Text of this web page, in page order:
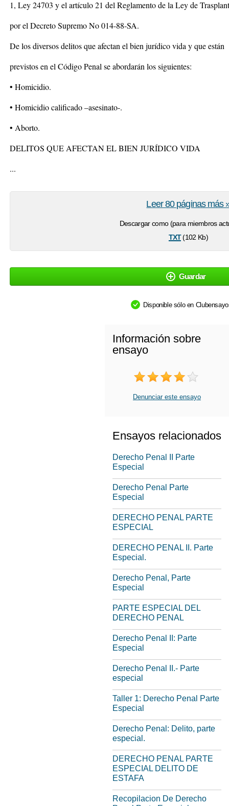
1, Ley 24703 y el artículo 21 del Reglamento de la Ley de
por el Decreto Supremo No 014-88-SA.
De los diversos delitos que afectan el bien jurídico vida y que están
previstos en el Código Penal se abordarán los siguientes:
• Homicidio.
• Homicidio calificado –asesinato-.
• Aborto.
DELITOS QUE AFECTAN EL BIEN JURÍDICO VIDA
...
Descargar como (para miembros
txt(102 Kb)
Leer 80 páginas más
Guardar
Disponible sólo en
Información sobre
ensayo
Denunciar este ensayo
Ensayos relacionados
Derecho Penal II Parte
Especial
Derecho Penal Parte
Especial
DERECHO PENAL PARTE
ESPECIAL
DERECHO PENAL II. Parte
Especial.
Derecho Penal, Parte
Especial
PARTE ESPECIAL DEL
DERECHO PENAL
Derecho Penal II: Parte
Especial
Derecho Penal II.- Parte
especial
Taller 1: Derecho Penal Parte
Especial
Derecho Penal: Delito, parte
especial.
DERECHO PENAL PARTE
ESPECIAL DELITO DE
ESTAFA
Recopilacion De Derecho